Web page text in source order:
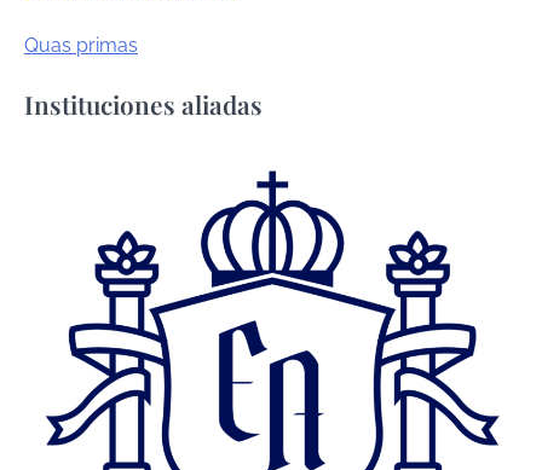
Quas primas
Instituciones aliadas